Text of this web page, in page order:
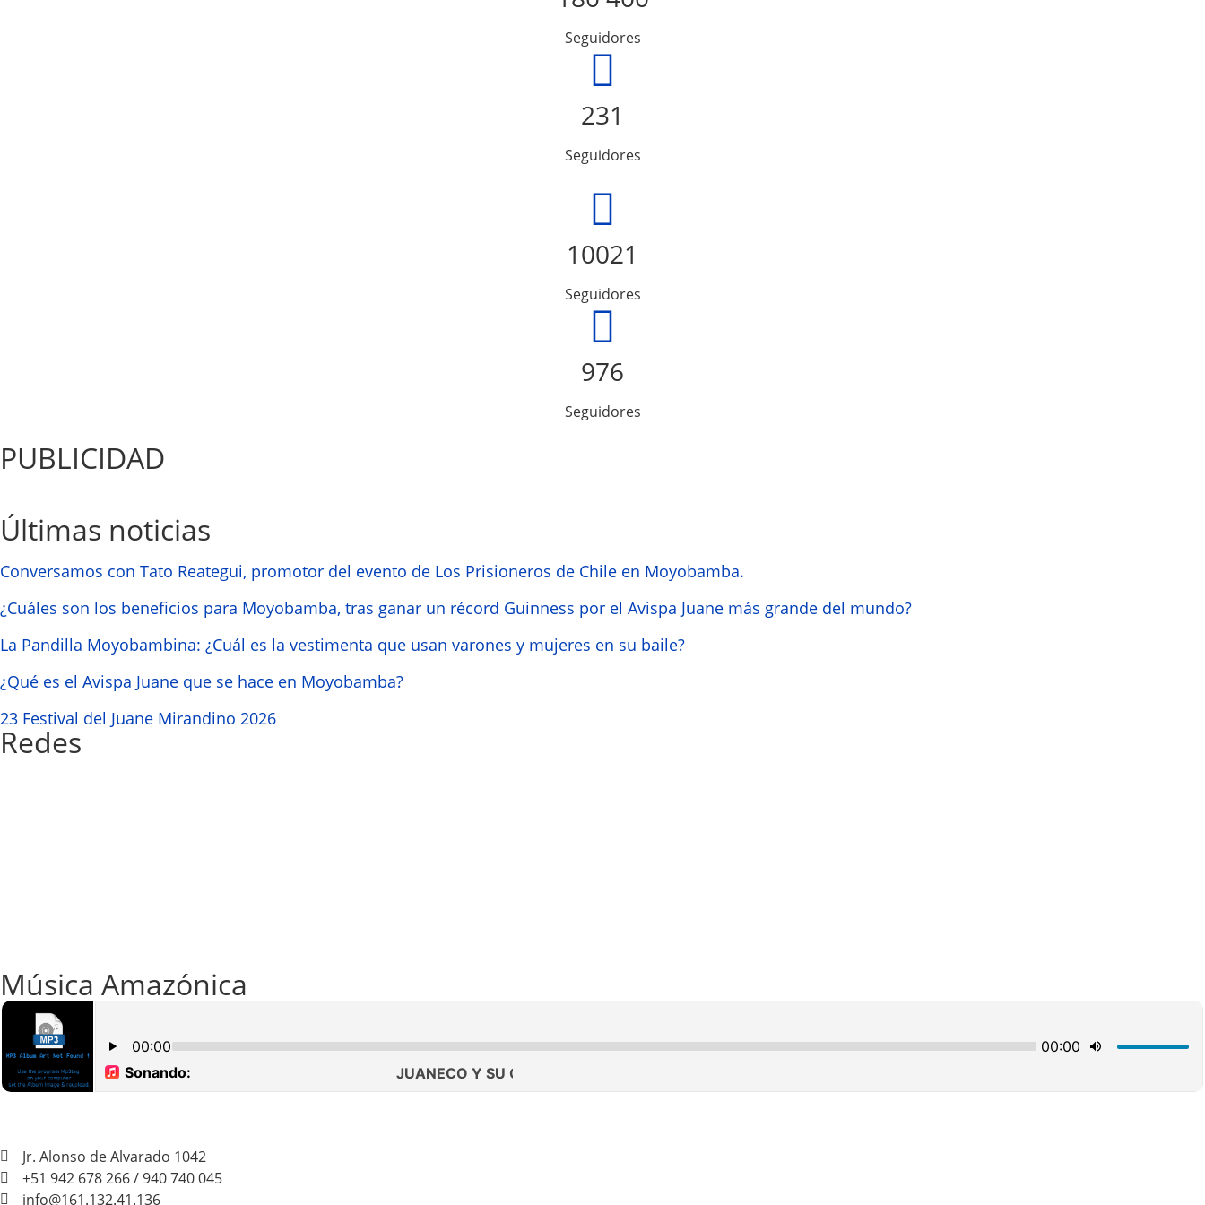
Seguidores
231
Seguidores
10021
Seguidores
976
Seguidores
PUBLICIDAD
Últimas noticias
Conversamos con Tato Reategui, promotor del evento de Los Prisioneros de Chile en Moyobamba.
¿Cuáles son los beneficios para Moyobamba, tras ganar un récord Guinness por el Avispa Juane más grande del mundo?
La Pandilla Moyobambina: ¿Cuál es la vestimenta que usan varones y mujeres en su baile?
¿Qué es el Avispa Juane que se hace en Moyobamba?
23 Festival del Juane Mirandino 2026
Redes
Música Amazónica
Jr. Alonso de Alvarado 1042
+51 942 678 266 / 940 740 045
info@161.132.41.136